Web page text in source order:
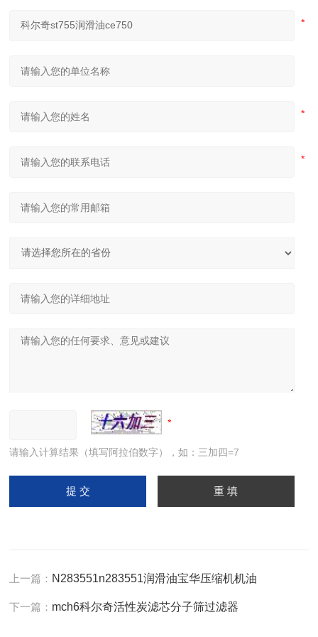
请输入计算结果（填写阿拉伯数字），如：三加四=7
上一篇： N283551n283551润滑油宝华压缩机机油
下一篇： mch6科尔奇活性炭滤芯分子筛过滤器